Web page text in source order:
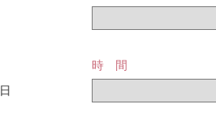
健康・スポーツ
日
時 間